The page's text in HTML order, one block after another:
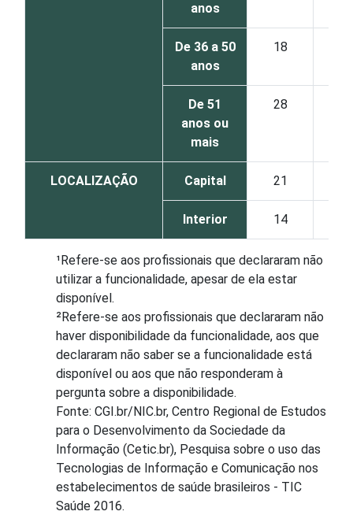
anos
De 36 a 50
anos
18
De 51
anos ou
mais
28
LOCALIZAÇÃO Capital 21
Interior 14
¹Refere-se aos profissionais que declararam não
utilizar a funcionalidade, apesar de ela estar
disponível.
²Refere-se aos profissionais que declararam não
haver disponibilidade da funcionalidade, aos que
declararam não saber se a funcionalidade está
disponível ou aos que não responderam à
pergunta sobre a disponibilidade.
Fonte: CGI.br/NIC.br, Centro Regional de Estudos
para o Desenvolvimento da Sociedade da
Informação (Cetic.br), Pesquisa sobre o uso das
Tecnologias de Informação e Comunicação nos
estabelecimentos de saúde brasileiros - TIC
Saúde 2016.